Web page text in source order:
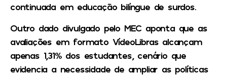
continuada em educação bilíngue de surdos.
Outro dado divulgado pelo MEC aponta que as
avaliações em formato VídeoLibras alcançam
apenas 1,31% dos estudantes, cenário que
evidencia a necessidade de ampliar as políticas